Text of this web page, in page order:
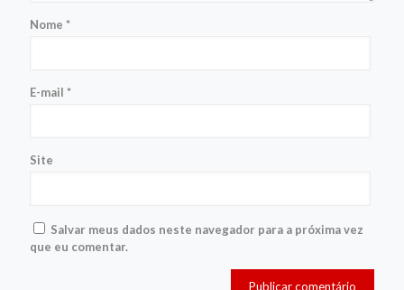
Nome *
E-mail *
Site
Salvar meus dados neste navegador para a próxima vez
que eu comentar.